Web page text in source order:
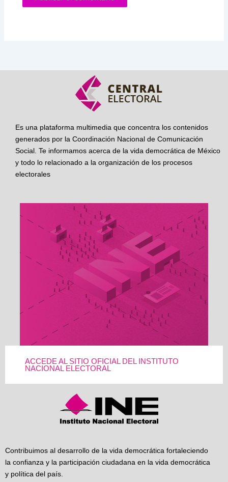
Es una plataforma multimedia que concentra los contenidos
generados por la Coordinación Nacional de Comunicación
Social. Te informamos acerca de la vida democrática de México
y todo lo relacionado a la organización de los procesos
electorales
ACCEDE AL SITIO OFICIAL DEL INSTITUTO
NACIONAL ELECTORAL
Contribuimos al desarrollo de la vida democrática fortaleciendo
la confianza y la participación ciudadana en la vida democrática
y política del país.